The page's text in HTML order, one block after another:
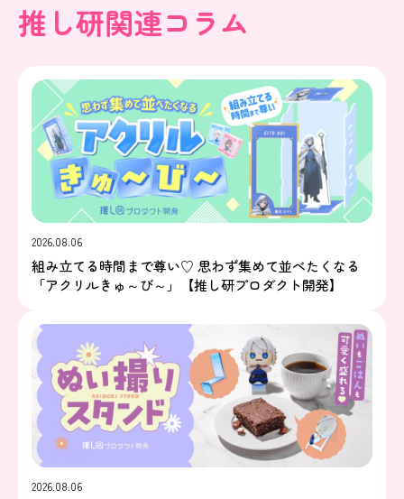
推し研関連コラム
2026.08.06
組み立てる時間まで尊い♡ 思わず集めて並べたくなる
「アクリルきゅ～び～」【推し研プロダクト開発】
2026.08.06